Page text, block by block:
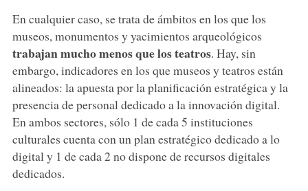
En cualquier caso, se trata de ámbitos en los que los
museos, monumentos y yacimientos arqueológicos
trabajan mucho menos que los teatros. Hay, sin
embargo, indicadores en los que museos y teatros están
alineados: la apuesta por la planificación estratégica y la
presencia de personal dedicado a la innovación digital.
En ambos sectores, sólo 1 de cada 5 instituciones
culturales cuenta con un plan estratégico dedicado a lo
digital y 1 de cada 2 no dispone de recursos digitales
dedicados.